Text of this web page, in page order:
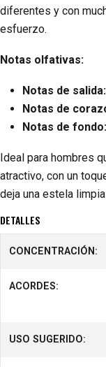
diferentes y con
esfuerzo.
Notas olfativas:
Notas de salida:
Notas de
Notas de fondo:
Ideal para hombres
atractivo, con un
deja una estela
DETALLES
CONCENTRACIÓN:
ACORDES:
USO SUGERIDO: